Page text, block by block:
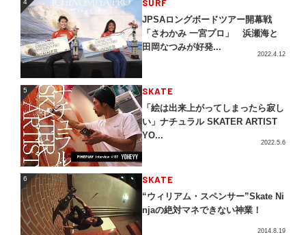
4 SURF
JPSAロングボードツアー開幕戦
「さわかみ 一宮プロ」 浜瀬海と
田岡なつみが好発...
2022.4.12
5 SKATE
「絵は出来上がってしまったら寂し
い」ナチュラル SKATER ARTIST
YO...
2022.5.6
6 SKATE
“ウィリアム・スペンサー”Skate Ni
njaの絶対マネできない神業！
2014.8.19